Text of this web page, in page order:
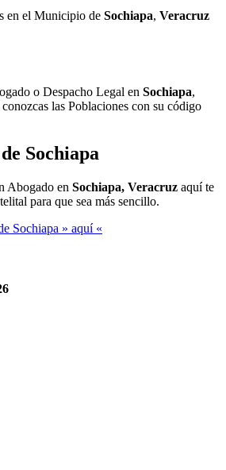
en el Municipio de Sochiapa, Veracruz
o Despacho Legal en Sochiapa,
las Poblaciones con su código
Sochiapa
Abogado en Sochiapa, Veracruz aquí te
para que sea más sencillo.
Sochiapa » aquí «